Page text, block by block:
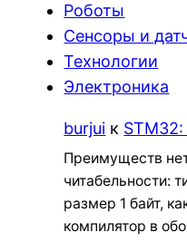
Роботы
Сенсоры и
Технологии
Электроника
burjui к
Преимуществ
читабельности:
размер 1 байт,
компилятор в